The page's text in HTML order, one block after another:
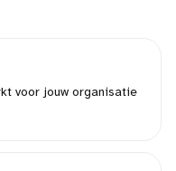
voor jouw organisatie